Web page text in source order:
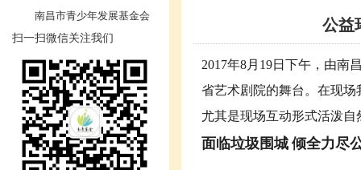
南昌市青少年发展基金会
扫一扫微信关注我们
公益
2017年8月19日下午，由南
省艺术剧院的舞台。在现
尤其是现场互动形式活泼
面临垃圾围城 倾全力尽